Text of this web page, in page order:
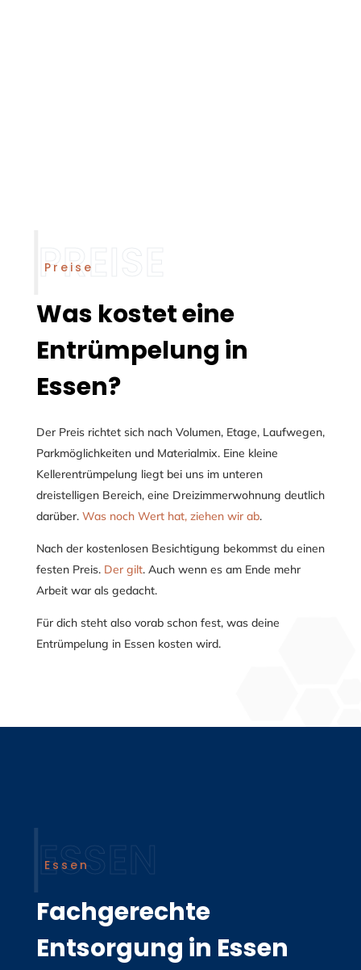
Preise
Was kostet eine
Entrümpelung in
Essen?
Der Preis richtet sich nach Volumen, Etage, Laufwegen,
Parkmöglichkeiten und Materialmix. Eine kleine
Kellerentrümpelung liegt bei uns im unteren
dreistelligen Bereich, eine Dreizimmerwohnung deutlich
darüber. Was noch Wert hat, ziehen wir ab.
Nach der kostenlosen Besichtigung bekommst du einen
festen Preis. Der gilt. Auch wenn es am Ende mehr
Arbeit war als gedacht.
Für dich steht also vorab schon fest, was deine
Entrümpelung in Essen kosten wird.
Essen
Fachgerechte
Entsorgung in Essen